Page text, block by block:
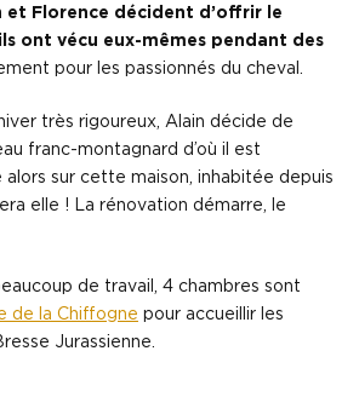
et Florence décident d’offrir le
ont vécu eux-mêmes pendant des
pour les passionnés du cheval.
très rigoureux, Alain décide de
franc-montagnard d’où il est
sur cette maison, inhabitée depuis
elle ! La rénovation démarre, le
de travail, 4 chambres sont
de la Chiffogne pour accueillir les
Jurassienne.